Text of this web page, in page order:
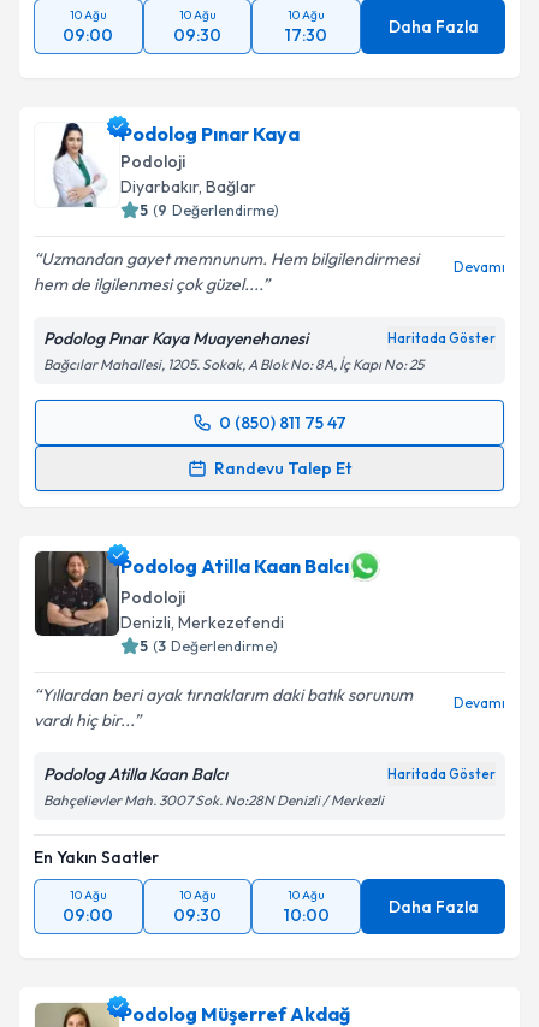
10 Ağu
09:00
10 Ağu
09:30
10 Ağu
17:30 Daha Fazla
Podolog Pınar Kaya
Podoloji
Diyarbakır, Bağlar
5 (9 Değerlendirme)
Uzmandan gayet memnunum. Hem bilgilendirmesi
hem de ilgilenmesi çok güzel....
Devamı
Podolog Pınar Kaya Muayenehanesi Haritada Göster
Bağcılar Mahallesi, 1205. Sokak, A Blok No: 8A, İç Kapı No: 25
0 (850) 811 75 47
Randevu Talep Et
Randevu Takvimi Talebi
takvim hazırlandığında e-posta ile bilgilendireceğiz.
E-posta Adresiniz
Kişisel verilerimin işlenmesine ilişkin
kapsamda işlenmesini kabul ediyorum.
Podolog Atilla Kaan Balcı
Podoloji
Denizli, Merkezefendi
5 (3 Değerlendirme)
Yıllardan beri ayak tırnaklarım daki batık sorunum
vardı hiç bir...
Devamı
Podolog Atilla Kaan Balcı Haritada Göster
Bahçelievler Mah. 3007 Sok. No:28N Denizli / Merkezli
En Yakın Saatler
10 Ağu
09:00
10 Ağu
09:30
10 Ağu
10:00 Daha Fazla
Podolog Müşerref Akdağ